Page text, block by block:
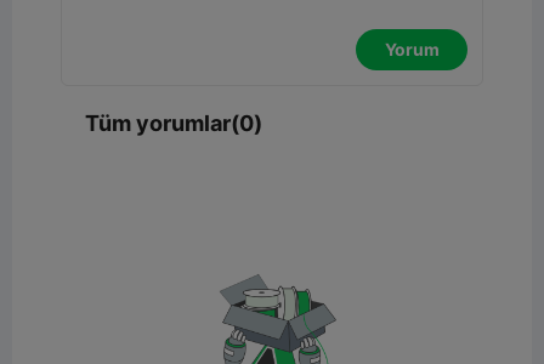
Yorum
Tüm yorumlar(0)